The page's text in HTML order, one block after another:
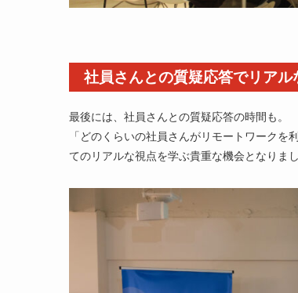
社員さんとの質疑応答でリアル
最後には、社員さんとの質疑応答の時間も。
「どのくらいの社員さんがリモートワーク
てのリアルな視点を学ぶ貴重な機会となりまし